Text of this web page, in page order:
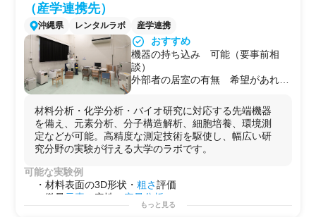
（産学連携先）
沖縄県 レンタルラボ 産学連携
おすすめ
機器の持ち込み 可能（要事前相
談）
外部者の居室の有無 希望があれば
駐車場 学内の共通駐車場を利用可
能
材料分析・化学分析・バイオ研究に対応する先端機器
を備え、元素分析、分子構造解析、細胞培養、環境測
定などが可能。高精度な測定技術を駆使し、幅広い研
究分野の実験が行える大学のラボです。
可能な実験例
・材料表面の3D形状・粗さ評価
・微量 元素 の定性・ 定量分析
構造解析もっと見る